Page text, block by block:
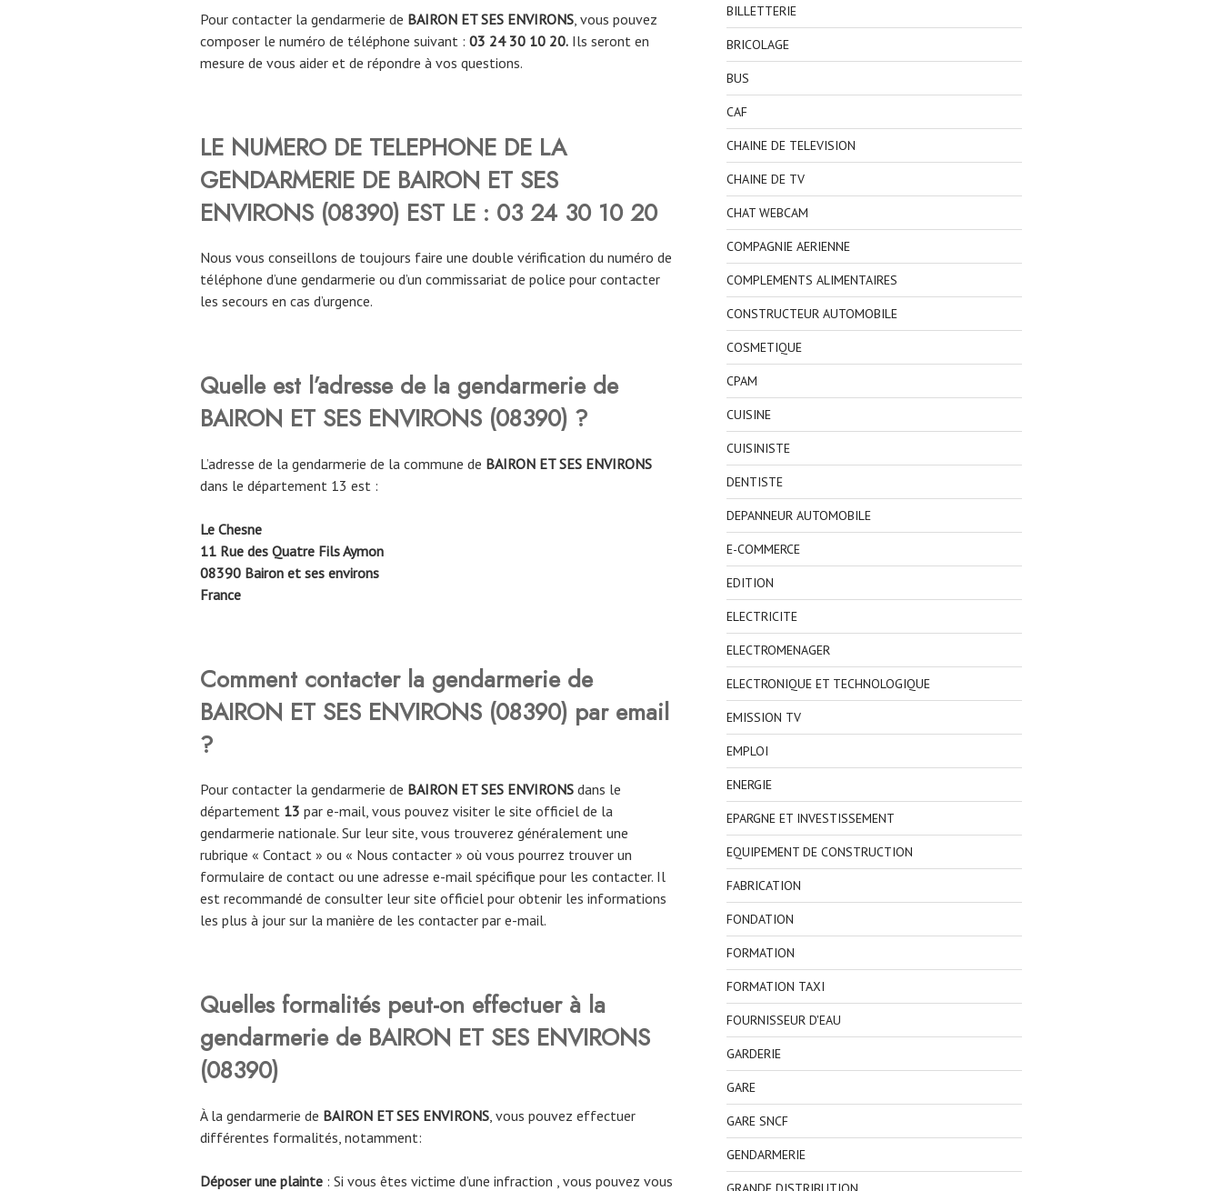
Pour contacter la gendarmerie de BAIRON ET SES ENVIRONS , vous pouvez
composer le numéro de téléphone suivant : 03 24 30 10 20. Ils seront en
mesure de vous aider et de répondre à vos questions.
LE NUMERO DE TELEPHONE DE LA
GENDARMERIE DE BAIRON ET SES
ENVIRONS (08390) EST LE : 03 24 30 10 20
Nous vous conseillons de toujours faire une double vérification du numéro de
téléphone d’une gendarmerie ou d’un commissariat de police pour contacter
les secours en cas d’urgence.
Quelle est l’adresse de la gendarmerie de
BAIRON ET SES ENVIRONS (08390) ?
L’adresse de la gendarmerie de la commune de BAIRON ET SES ENVIRONS
dans le département 13 est :
Le Chesne
11 Rue des Quatre Fils Aymon
08390 Bairon et ses environs
France
Comment contacter la gendarmerie de
BAIRON ET SES ENVIRONS (08390) par email
?
Pour contacter la gendarmerie de BAIRON ET SES ENVIRONS dans le
département 13 par e-mail, vous pouvez visiter le site officiel de la
gendarmerie nationale. Sur leur site, vous trouverez généralement une
rubrique « Contact » ou « Nous contacter » où vous pourrez trouver un
formulaire de contact ou une adresse e-mail spécifique pour les contacter. Il
est recommandé de consulter leur site officiel pour obtenir les informations
les plus à jour sur la manière de les contacter par e-mail.
Quelles formalités peut-on effectuer à la
gendarmerie de BAIRON ET SES ENVIRONS
(08390)
À la gendarmerie de BAIRON ET SES ENVIRONS , vous pouvez effectuer
différentes formalités, notamment:
Déposer une plainte : Si vous êtes victime d’une infraction , vous pouvez vous
BILLETTERIE
BRICOLAGE
BUS
CAF
CHAINE DE TELEVISION
CHAINE DE TV
CHAT WEBCAM
COMPAGNIE AERIENNE
COMPLEMENTS ALIMENTAIRES
CONSTRUCTEUR AUTOMOBILE
COSMETIQUE
CPAM
CUISINE
CUISINISTE
DENTISTE
DEPANNEUR AUTOMOBILE
E-COMMERCE
EDITION
ELECTRICITE
ELECTROMENAGER
ELECTRONIQUE ET TECHNOLOGIQUE
EMISSION TV
EMPLOI
ENERGIE
EPARGNE ET INVESTISSEMENT
EQUIPEMENT DE CONSTRUCTION
FABRICATION
FONDATION
FORMATION
FORMATION TAXI
FOURNISSEUR D'EAU
GARDERIE
GARE
GARE SNCF
GENDARMERIE